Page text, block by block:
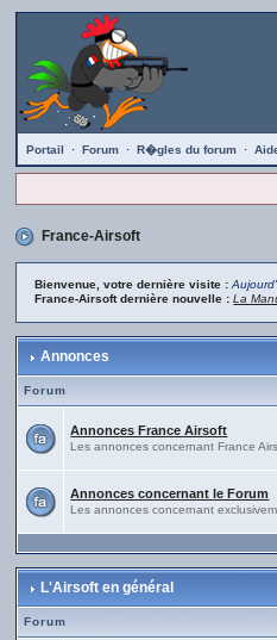
Portail · Forum · R�gles du forum ·
France-Airsoft
Bienvenue, votre dernière visite :
France-Airsoft dernière nouvelle :La
Annonces
Forum
Annonces France Airsoft
Les annonces concernant France
Annonces concernant le Forum
Les annonces concernant
L'Airsoft en général
Forum